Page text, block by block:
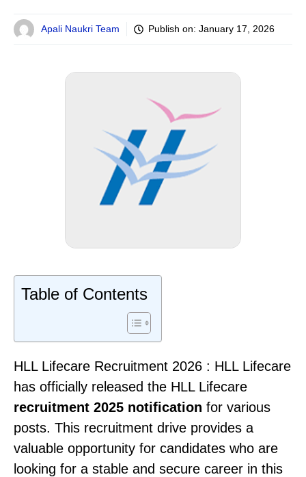
Apali Naukri Team Publish on: January 17, 2026
Table of Contents
HLL Lifecare Recruitment 2026 : HLL Lifecare
has officially released the HLL Lifecare
recruitment 2025 notification for various
posts. This recruitment drive provides a
valuable opportunity for candidates who are
looking for a stable and secure career in this